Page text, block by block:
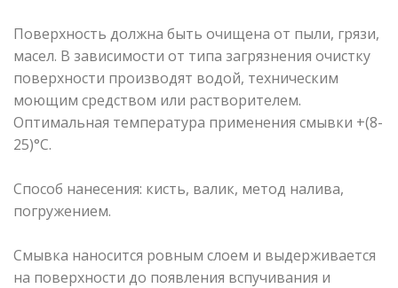
Поверхность должна быть очищена от пыли, грязи,
масел. В зависимости от типа загрязнения очистку
поверхности производят водой, техническим
моющим средством или растворителем.
Оптимальная температура применения смывки +(8-
25)°С.
Способ нанесения: кисть, валик, метод налива,
погружением.
Смывка наносится ровным слоем и выдерживается
на поверхности до появления вспучивания и